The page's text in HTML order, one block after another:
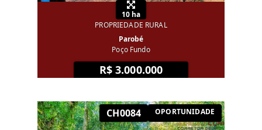
10 ha
PROPRIEDADE RURAL
Parobé
Poço Fundo
R$ 3.000.000
CH0084 OPORTUNIDADE